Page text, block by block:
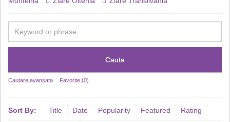
Cauta
Cautare avansata Favorite (0)
Sort By: Title Date Popularity Featured Rating